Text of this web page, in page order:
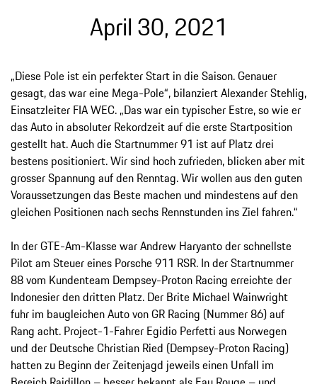
April 30, 2021
„Diese Pole ist ein perfekter Start in die Saison. Genauer
gesagt, das war eine Mega-Pole“, bilanziert Alexander Stehlig,
Einsatzleiter FIA WEC. „Das war ein typischer Estre, so wie er
das Auto in absoluter Rekordzeit auf die erste Startposition
gestellt hat. Auch die Startnummer 91 ist auf Platz drei
bestens positioniert. Wir sind hoch zufrieden, blicken aber mit
grosser Spannung auf den Renntag. Wir wollen aus den guten
Voraussetzungen das Beste machen und mindestens auf den
gleichen Positionen nach sechs Rennstunden ins Ziel fahren.“
In der GTE-Am-Klasse war Andrew Haryanto der schnellste
Pilot am Steuer eines Porsche 911 RSR. In der Startnummer
88 vom Kundenteam Dempsey-Proton Racing erreichte der
Indonesier den dritten Platz. Der Brite Michael Wainwright
fuhr im baugleichen Auto von GR Racing (Nummer 86) auf
Rang acht. Project-1-Fahrer Egidio Perfetti aus Norwegen
und der Deutsche Christian Ried (Dempsey-Proton Racing)
hatten zu Beginn der Zeitenjagd jeweils einen Unfall im